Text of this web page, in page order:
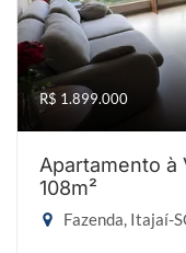
R$ 1.899.000
Apartamento à
108m²
Fazenda, Itajaí-